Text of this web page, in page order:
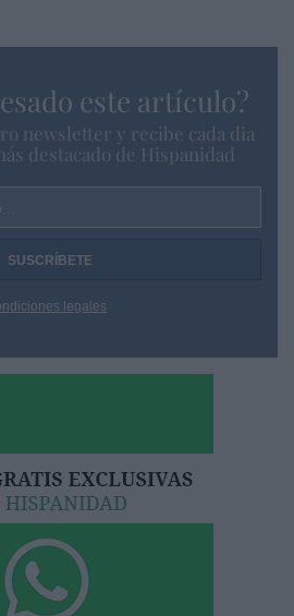
este artículo?
newsletter y recibe cada dia
destacado de Hispanidad
legales